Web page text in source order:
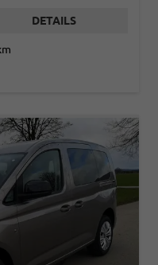
DETAILS